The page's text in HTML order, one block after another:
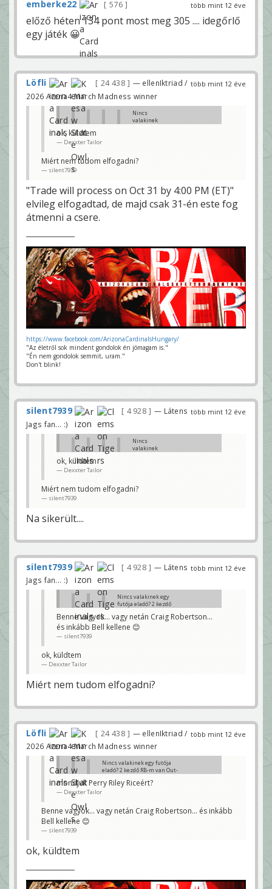
több mint 12 éve
emberke22 576
előző héten 134 pont most meg 305 .... idegőrlő
egy játék 😀
több mint 12 éve
Löfli 24 438
— ellenIktriad /
2026 Arena4 March Madness winner
Nincs
valakinek
szívás
Ray Rice / Joique Bell?
Dexxter Tailor
Bármelyik jöhetne.... kit
Dexxter Tailor
Benne vagyok... vagy netán Craig Robertson... és
inkább Bell kellene 😊
silent7939
ok, küldtem
Dexxter Tailor
Miért nem tudom elfogadni?
silent7939
"Trade will process on Oct 31 by 4:00 PM (ET)"
elvileg elfogadtad, de majd csak 31-én este fog
átmenni a csere.
https://www.facebook.com/ArizonaCardinalsHungary/
"Az életről sok mindent gondolok én jómagam is."
"Én nem gondolok semmit, uram."
Don't blink!
több mint 12 éve
silent7939 4 928
— Látens
Jags fan... :)
Nincs
valakinek
szívás
kellene?
mondjuk Perry Riley Riceért?
Benne vagyok... vagy netán Craig Robertson... és
inkább Bell kellene 😊
silent7939
ok, küldtem
Dexxter Tailor
Miért nem tudom elfogadni?
silent7939
Na sikerült....
több mint 12 éve
silent7939 4 928
— Látens
Jags fan... :)
Nincs valakinek egy
futója eladó? 2 kezdő
szívás
silent7939
mondjuk Perry Riley Riceért?
Benne vagyok... vagy netán Craig Robertson...
és inkább Bell kellene 😊
silent7939
ok, küldtem
Dexxter Tailor
Miért nem tudom elfogadni?
több mint 12 éve
Löfli 24 438
— ellenIktriad /
2026 Arena4 March Madness winner
Nincs valakinek egy futója
eladó? 2 kezdő RB-m van Out-
silent7939
Bármelyik jöhetne.... kit kellene?
mondjuk Perry Riley Riceért?
Dexxter Tailor
Benne vagyok... vagy netán Craig Robertson... és inkább
Bell kellene 😊
silent7939
ok, küldtem